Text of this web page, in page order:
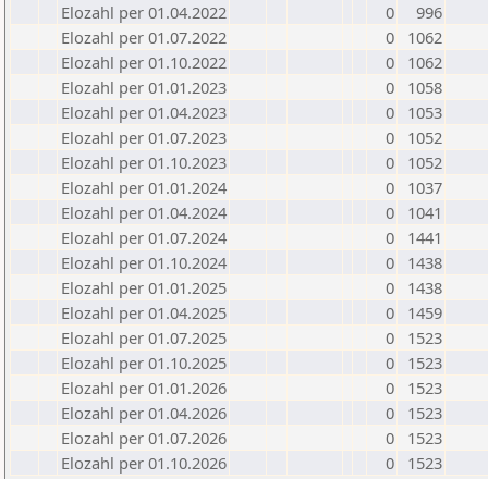
Elozahl per 01.04.2022
0
996
Elozahl per 01.07.2022
0
1062
Elozahl per 01.10.2022
0
1062
Elozahl per 01.01.2023
0
1058
Elozahl per 01.04.2023
0
1053
Elozahl per 01.07.2023
0
1052
Elozahl per 01.10.2023
0
1052
Elozahl per 01.01.2024
0
1037
Elozahl per 01.04.2024
0
1041
Elozahl per 01.07.2024
0
1441
Elozahl per 01.10.2024
0
1438
Elozahl per 01.01.2025
0
1438
Elozahl per 01.04.2025
0
1459
Elozahl per 01.07.2025
0
1523
Elozahl per 01.10.2025
0
1523
Elozahl per 01.01.2026
0
1523
Elozahl per 01.04.2026
0
1523
Elozahl per 01.07.2026
0
1523
Elozahl per 01.10.2026
0 1523